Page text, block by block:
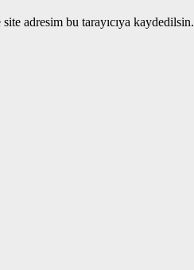
adresim bu tarayıcıya kaydedilsin.